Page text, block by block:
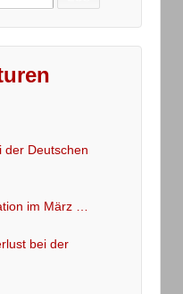
der Deutschen
im März …
bei der